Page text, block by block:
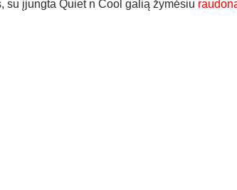
su įjungta Quiet n Cool galią žymėsiu